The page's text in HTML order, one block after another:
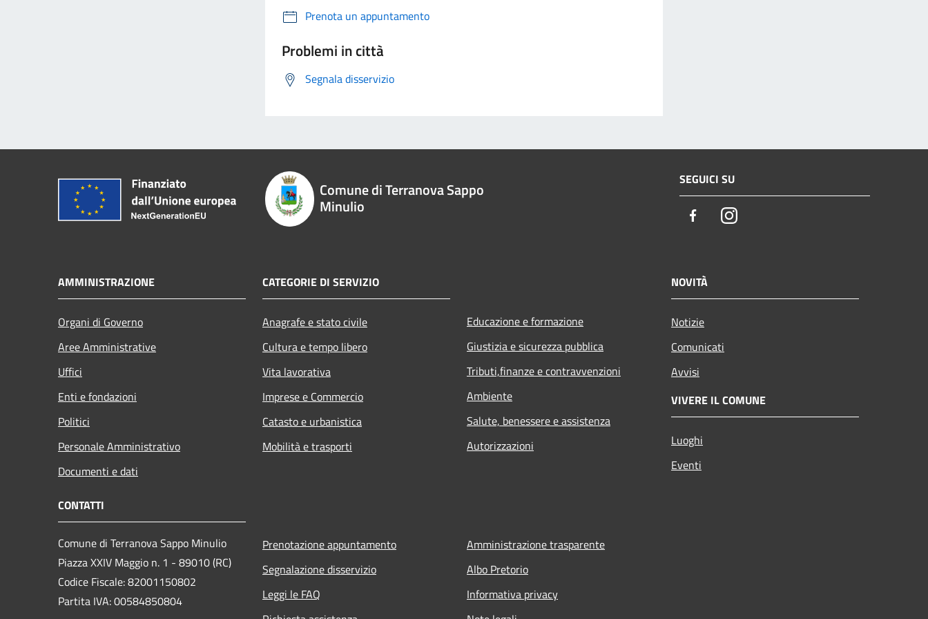
Prenota un appuntamento
Problemi in città
Segnala disservizio
Comune di Terranova Sappo
Minulio
SEGUICI SU
FacebookInstagram
AMMINISTRAZIONE
Organi di Governo
Aree Amministrative
Uffici
Enti e fondazioni
Politici
Personale Amministrativo
Documenti e dati
CATEGORIE DI SERVIZIO
Anagrafe e stato civile
Cultura e tempo libero
Vita lavorativa
Imprese e Commercio
Catasto e urbanistica
Mobilità e trasporti
Educazione e formazione
Giustizia e sicurezza pubblica
Tributi,finanze e contravvenzioni
Ambiente
Salute, benessere e assistenza
Autorizzazioni
NOVITÀ
Notizie
Comunicati
Avvisi
VIVERE IL COMUNE
Luoghi
Eventi
CONTATTI
Comune di Terranova Sappo Minulio
Piazza XXIV Maggio n. 1 - 89010 (RC)
Codice Fiscale: 82001150802
Partita IVA: 00584850804
Prenotazione appuntamento
Segnalazione disservizio
Leggi le FAQ
Amministrazione trasparente
Albo Pretorio
Informativa privacy